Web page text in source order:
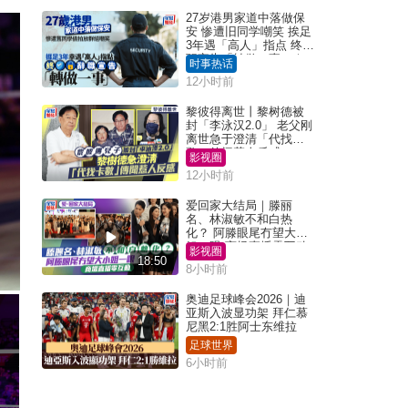
27岁港男家道中落做保
安 惨遭旧同学嘲笑 挨足
3年遇「高人」指点 终辞
职宣告「转做一事」｜
Juicy叮
时事热话
12小时前
黎彼得离世丨黎树德被
封「李泳汉2.0」 老父刚
离世急于澄清「代找卡
数」传闻惹人反感
影视圈
12小时前
18:50
爱回家大结局｜滕丽
名、林淑敏不和白热
化？ 阿滕眼尾冇望大小
姐一眼 商场直播零互动
影视圈
8小时前
奥迪足球峰会2026｜迪
亚斯入波显功架 拜仁慕
尼黑2:1胜阿士东维拉
足球世界
6小时前